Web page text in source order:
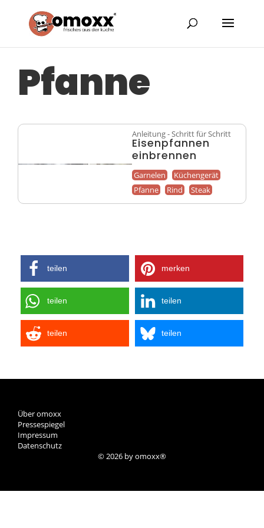
Pfanne
Anleitung - Schritt für Schritt
Eisenpfannen
einbrennen
Garnelen
Küchengerät
Pfanne
Rind Steak
teilen merken
teilen teilen
teilen teilen
Über omoxx
Pressespiegel
Impressum
Datenschutz
© 2026 by omoxx®